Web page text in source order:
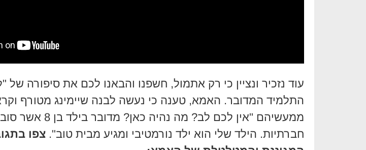
עוד נזכיר ונציין כי רק אתמול, חשפנו והבאנו לכם את סיפורה של
התלמיד המדובר. האמא, טענה כי נעשה לבנה שיימינג מטורף
ממעשיהם "אין לכם לב? מה נהיה
חברתיות. הילד שלי הוא ילד נורמטיבי ומגיע מבית טוב". צפו